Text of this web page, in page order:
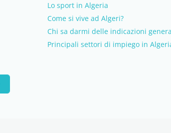
Lo sport in Algeria
Come si vive ad Algeri?
Chi sa darmi delle indicazioni
Principali settori di impiego in